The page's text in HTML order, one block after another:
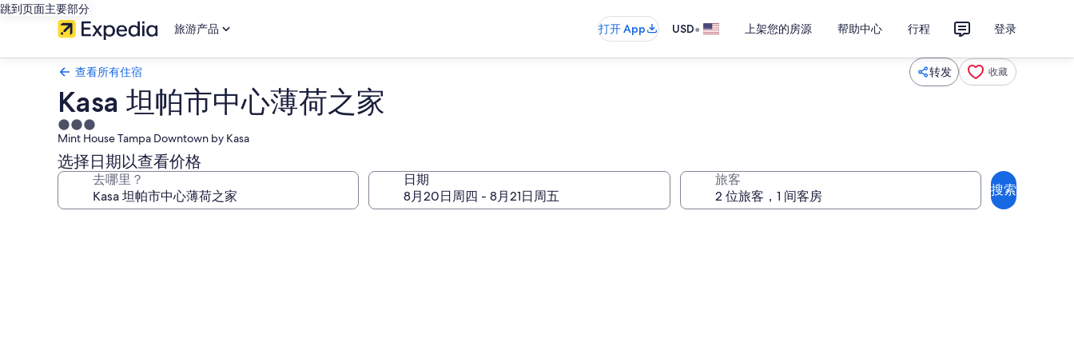
跳到页面主要部分
旅游产品
打开 App USD• 上架您的房源 帮助中心 行程 登录
查看所有住宿 转发 收藏
Kasa 坦帕市中心薄荷之家
3.0
星
住
宿
Mint House Tampa Downtown by Kasa
选择日期以查看价格
去哪里？ 日期 旅客
搜索